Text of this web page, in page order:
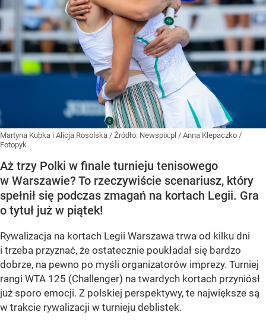
Martyna Kubka i Alicja Rosolska / Źródło: Newspix.pl / Anna Klepaczko /
Fotopyk
Aż trzy Polki w finale turnieju tenisowego
w Warszawie? To rzeczywiście scenariusz, który
spełnił się podczas zmagań na kortach Legii. Gra
o tytuł już w piątek!
Rywalizacja na kortach Legii Warszawa trwa od kilku dni
i trzeba przyznać, że ostatecznie poukładał się bardzo
dobrze, na pewno po myśli organizatorów imprezy. Turniej
rangi WTA 125 (Challenger) na twardych kortach przyniósł
już sporo emocji. Z polskiej perspektywy, te największe są
w trakcie rywalizacji w turnieju deblistek.